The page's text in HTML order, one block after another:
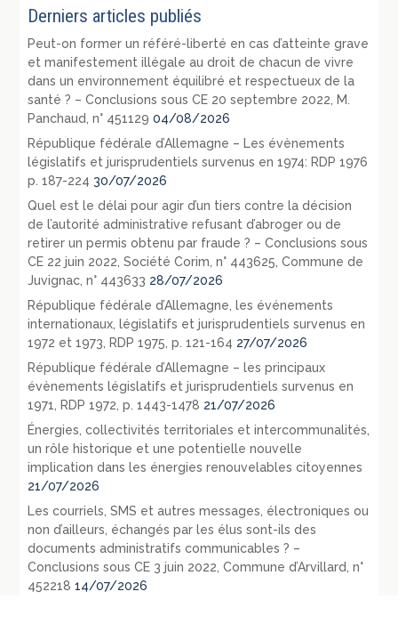
Derniers articles publiés
Peut-on former un référé-liberté en cas d’atteinte grave
et manifestement illégale au droit de chacun de vivre
dans un environnement équilibré et respectueux de la
santé ? – Conclusions sous CE 20 septembre 2022, M.
Panchaud, n° 451129 04/08/2026
République fédérale d’Allemagne – Les évènements
législatifs et jurisprudentiels survenus en 1974: RDP 1976
p. 187-224 30/07/2026
Quel est le délai pour agir d’un tiers contre la décision
de l’autorité administrative refusant d’abroger ou de
retirer un permis obtenu par fraude ? – Conclusions sous
CE 22 juin 2022, Société Corim, n° 443625, Commune de
Juvignac, n° 443633 28/07/2026
République fédérale d’Allemagne, les événements
internationaux, législatifs et jurisprudentiels survenus en
1972 et 1973, RDP 1975, p. 121-164 27/07/2026
République fédérale d’Allemagne – les principaux
évènements législatifs et jurisprudentiels survenus en
1971, RDP 1972, p. 1443-1478 21/07/2026
Énergies, collectivités territoriales et intercommunalités,
un rôle historique et une potentielle nouvelle
implication dans les énergies renouvelables citoyennes
21/07/2026
Les courriels, SMS et autres messages, électroniques ou
non d’ailleurs, échangés par les élus sont-ils des
documents administratifs communicables ? –
Conclusions sous CE 3 juin 2022, Commune d’Arvillard, n°
452218 14/07/2026